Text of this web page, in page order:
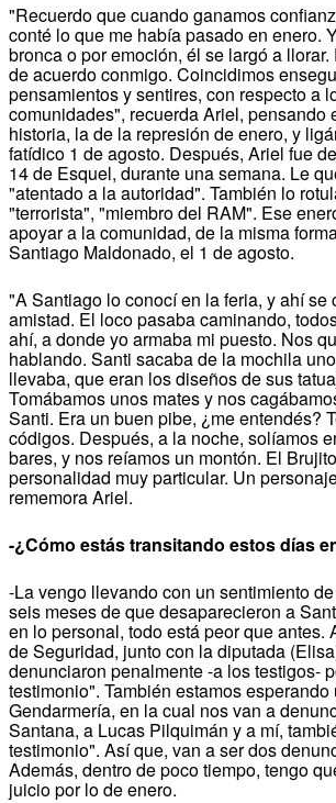
"Recuerdo que cuando ganamos
conté lo que me había pasado en enero.
bronca o por emoción, él se largó a
de acuerdo conmigo. Coincidimos
pensamientos y sentires, con respecto a
comunidades", recuerda Ariel, pensando
historia, la de la represión de enero, y
fatídico 1 de agosto. Después, Ariel fue
14 de Esquel, durante una semana. Le
"atentado a la autoridad". También lo
"terrorista", "miembro del RAM". Ese
apoyar a la comunidad, de la misma
Santiago Maldonado, el 1 de agosto.
"A Santiago lo conocí en la feria, y ahí se
amistad. El loco pasaba caminando,
ahí, a donde yo armaba mi puesto. Nos
hablando. Santi sacaba de la mochila
llevaba, que eran los diseños de sus
Tomábamos unos mates y nos
Santi. Era un buen pibe, ¿me entendés?
códigos. Después, a la noche, solíamos
bares, y nos reíamos un montón. El
personalidad muy particular. Un
rememora Ariel.
-¿Cómo estás transitando estos días
-La vengo llevando con un sentimiento
seis meses de que desaparecieron a
en lo personal, todo está peor que antes.
de Seguridad, junto con la diputada
denunciaron penalmente -a los testigos-
testimonio". También estamos
Gendarmería, en la cual nos van a
Santana, a Lucas Pilquimán y a mí,
testimonio". Así que, van a ser dos
Además, dentro de poco tiempo, tengo
juicio por lo de enero.